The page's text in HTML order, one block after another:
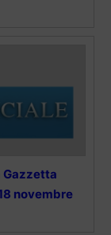
Gazzetta
novembre